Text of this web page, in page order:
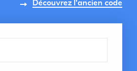
Découvrez l'ancien code